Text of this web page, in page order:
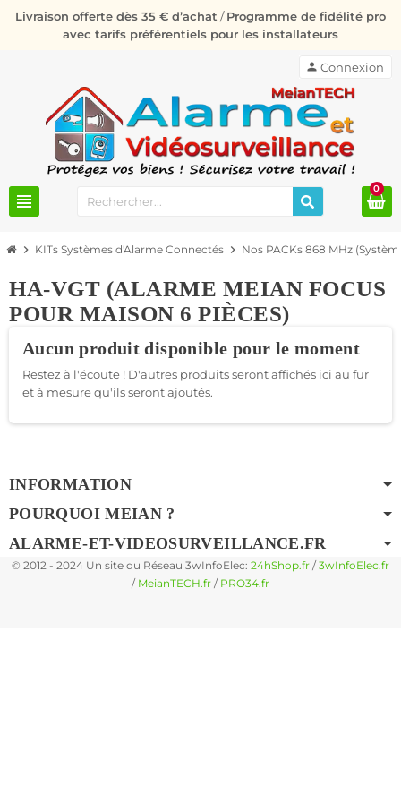
Livraison offerte dès 35 € d’achat /Programme de fidélité pro
avec tarifs préférentiels pour les installateurs
view_headline
person Connexion
0
chevron_right KITs Systèmes d'Alarme Connectés chevron_right Nos PACKs 868 MHz
HA-VGT (ALARME MEIAN FOCUS
POUR MAISON 6 PIÈCES)
Aucun produit disponible pour le moment
Restez à l'écoute ! D'autres produits seront affichés ici au fur
et à mesure qu'ils seront ajoutés.
INFORMATION
POURQUOI MEIAN ?
ALARME-ET-VIDEOSURVEILLANCE.FR
© 2012 - 2024 Un site du Réseau 3wInfoElec: 24hShop.fr /3wInfoElec.fr
/ MeianTECH.fr / PRO34.fr